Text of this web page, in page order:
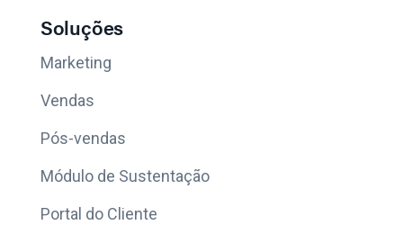
Soluções
Marketing
Vendas
Pós-vendas
Módulo de Sustentação
Portal do Cliente